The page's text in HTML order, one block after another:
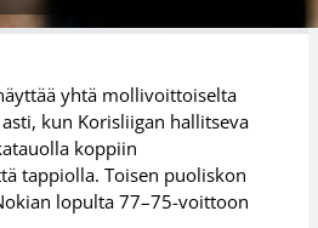
yhtä mollivoittoiselta
kun Korisliigan hallitseva
koppiin
tappiolla. Toisen puoliskon
lopulta 77–75-voittoon